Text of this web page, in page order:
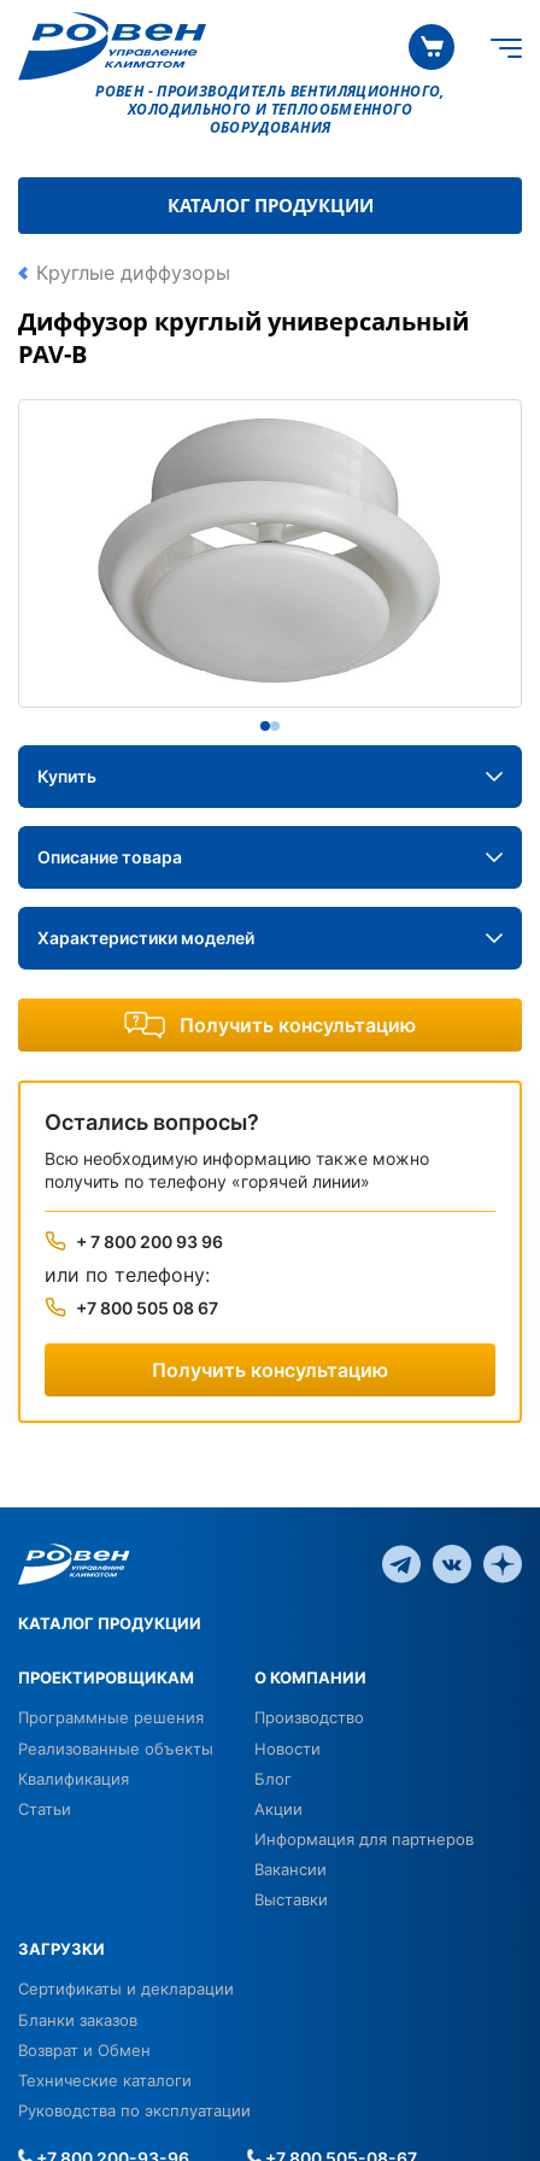
РОВЕН - ПРОИЗВОДИТЕЛЬ ВЕНТИЛЯЦИОННОГО,
ХОЛОДИЛЬНОГО И ТЕПЛООБМЕННОГО
ОБОРУДОВАНИЯ
КАТАЛОГ ПРОДУКЦИИ
Круглые диффузоры
Диффузор круглый универсальный
PAV-B
Купить
Описание товара
Характеристики моделей
Получить консультацию
Остались вопросы?
Всю необходимую информацию также можно
получить по телефону «горячей линии»
+ 7 800 200 93 96
или по телефону:
+7 800 505 08 67
Получить консультацию
КАТАЛОГ ПРОДУКЦИИ
ПРОЕКТИРОВЩИКАМ
Программные решения
Реализованные объекты
Квалификация
Статьи
О КОМПАНИИ
Производство
Новости
Блог
Акции
Информация для партнеров
Вакансии
Выставки
ЗАГРУЗКИ
Сертификаты и декларации
Бланки заказов
Возврат и Обмен
Технические каталоги
Руководства по эксплуатации